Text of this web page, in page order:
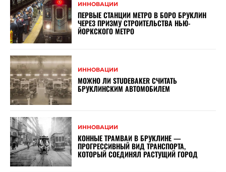
ИННОВАЦИИ
ПЕРВЫЕ СТАНЦИИ МЕТРО В БОРО БРУКЛИН
ЧЕРЕЗ ПРИЗМУ СТРОИТЕЛЬСТВА НЬЮ-
ЙОРКСКОГО МЕТРО
ИННОВАЦИИ
МОЖНО ЛИ STUDEBAKER СЧИТАТЬ
БРУКЛИНСКИМ АВТОМОБИЛЕМ
ИННОВАЦИИ
КОННЫЕ ТРАМВАИ В БРУКЛИНЕ —
ПРОГРЕССИВНЫЙ ВИД ТРАНСПОРТА,
КОТОРЫЙ СОЕДИНЯЛ РАСТУЩИЙ ГОРОД